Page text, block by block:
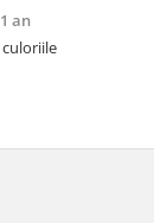
an